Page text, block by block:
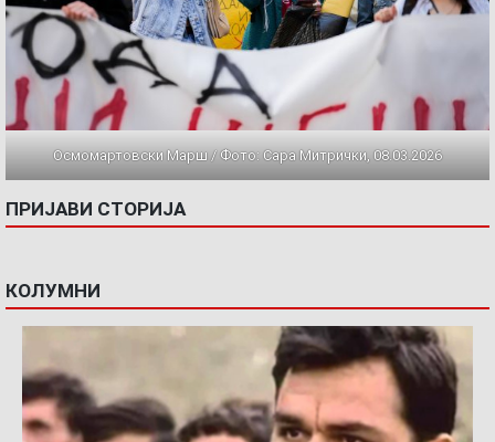
Осмомартовски Марш / Фото: Сара Митрички, 08.03.2026
ПРИЈАВИ СТОРИЈА
КОЛУМНИ